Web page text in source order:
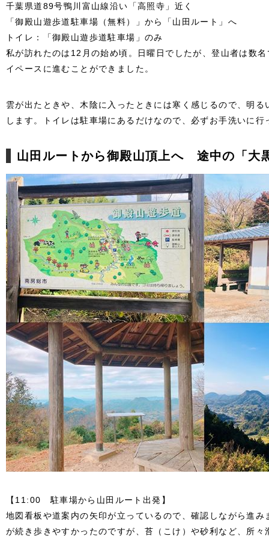
千葉県道89号鴨川富山線沿い「高照寺」近く
「御殿山遊歩道駐車場（無料）」から「山田ルート」へ
トイレ：「御殿山遊歩道駐車場」のみ
私が訪れたのは12月の始め頃。日曜日でしたが、登山者は数
イペースに進むことができました。
雲が出たときや、木陰に入ったときには寒く感じるので、明
します。トイレは駐車場にあるだけなので、必ずお手洗いに
山田ルートから御殿山頂上へ 途中の「大
【11:00 駐車場から山田ルート出発】
地図看板や道案内の矢印が立っているので、確認しながら進
が続き歩きやすかったのですが、苔（こけ）や砂利など、所